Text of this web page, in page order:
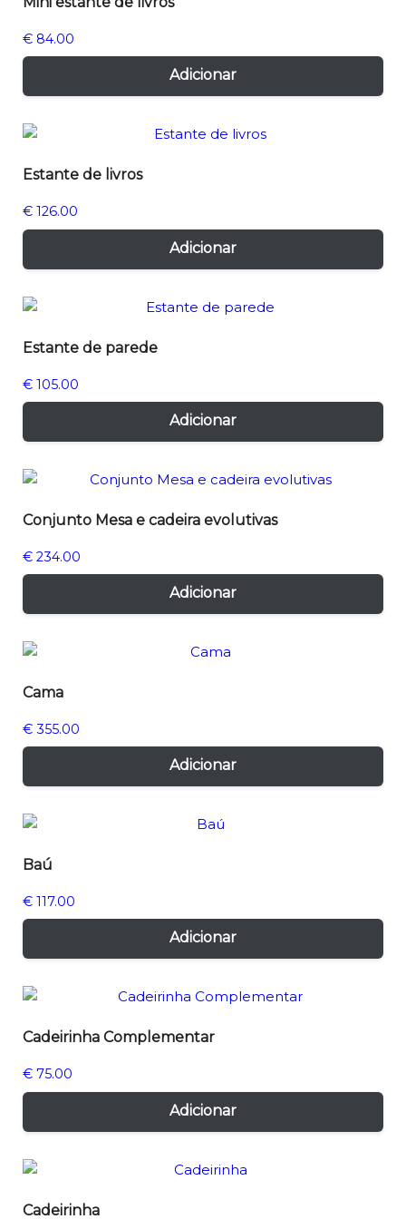
0.00
EUR, €
€ 84.00
Adicionar
Estante de livros
€ 126.00
Adicionar
Estante de parede
€ 105.00
Adicionar
Conjunto Mesa e cadeira evolutivas
€ 234.00
Adicionar
Cama
€ 355.00
Adicionar
Baú
€ 117.00
Adicionar
Cadeirinha Complementar
€ 75.00
Adicionar
Cadeirinha